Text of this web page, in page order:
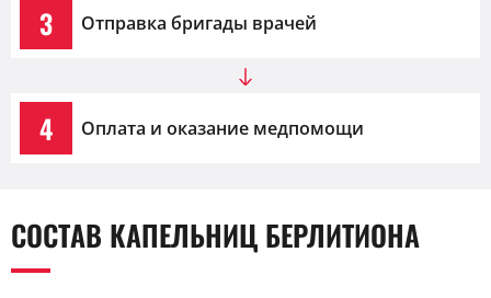
3 Отправка бригады врачей
4 Оплата и оказание медпомощи
СОСТАВ КАПЕЛЬНИЦ БЕРЛИТИОНА